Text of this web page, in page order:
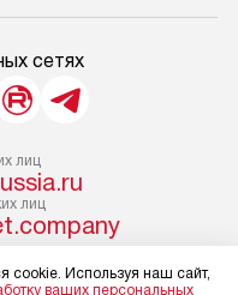
сетях
лиц
лиц
cookie. Используя наш сайт,
ваших персональных